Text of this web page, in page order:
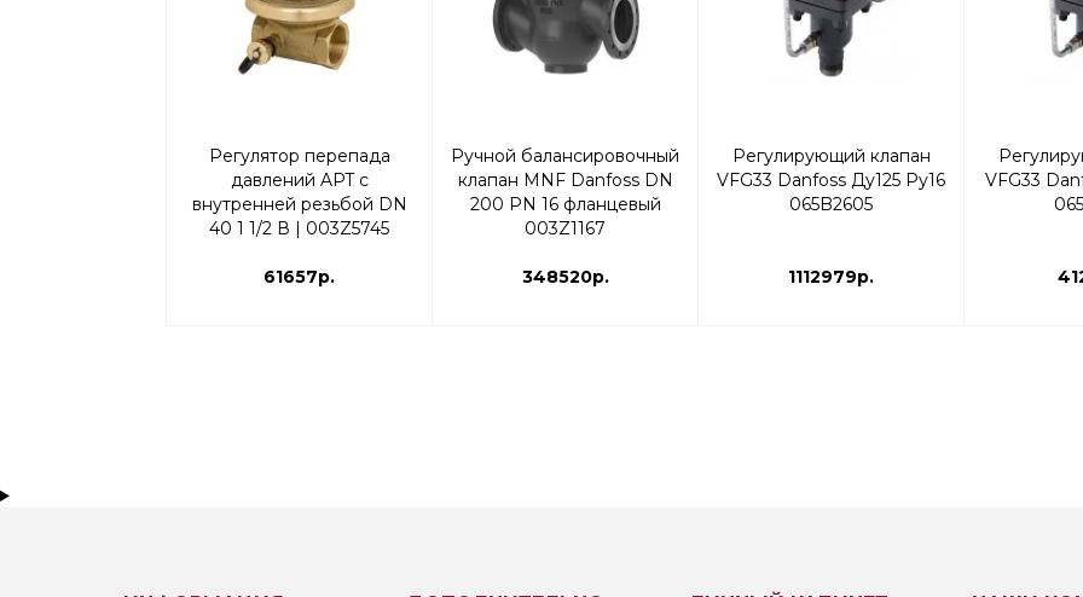
Регулятор перепада
давлений APT с
внутренней резьбой DN
40 1 1/2 В | 003Z5745
61657р.
Ручной балансировочный
клапан MNF Danfoss DN
200 PN 16 фланцевый
003Z1167
348520р.
Регулирующий клапан
VFG33 Danfoss Ду125 Ру16
065B2605
1112979р.
VFG33